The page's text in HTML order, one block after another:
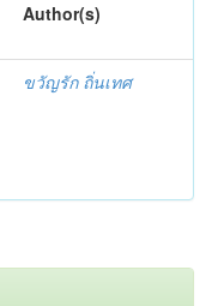
Author(s)
ขวัญรัก ถิ่นเทศ